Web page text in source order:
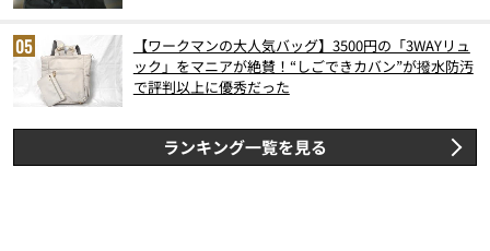
【ワークマンの大人気バッグ】3500円の「3WAYリュ
ック」をマニアが絶賛！“しごできカバン”が撥水防汚
で評判以上に優秀だった
ランキング一覧を見る